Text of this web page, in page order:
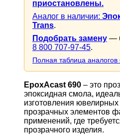
приостановлены.
Аналог в наличии:
Trans.
Подобрать замену —
8 800 707-97-45.
Полная таблица
EpoxAcast 690 – это
эпоксидная смола,
изготовления ювелирных
прозрачных элементов
применений, где
прозрачного изделия.